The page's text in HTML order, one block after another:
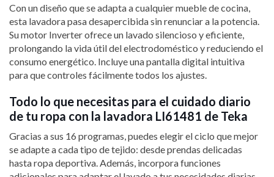
Con un diseño que se adapta a cualquier mueble de cocina,
esta lavadora pasa desapercibida sin renunciar a la potencia.
Su motor Inverter ofrece un lavado silencioso y eficiente,
prolongando la vida útil del electrodoméstico y reduciendo el
consumo energético. Incluye una pantalla digital intuitiva
para que controles fácilmente todos los ajustes.
Todo lo que necesitas para el cuidado diario
de tu ropa con la lavadora LI61481 de Teka
Gracias a sus 16 programas, puedes elegir el ciclo que mejor
se adapte a cada tipo de tejido: desde prendas delicadas
hasta ropa deportiva. Además, incorpora funciones